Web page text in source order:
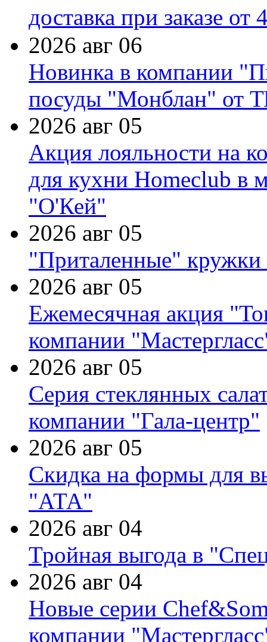
доставка при заказе от
2026 авг 06
Новинка в компании
посуды "Монблан" от
2026 авг 05
Акция лояльности на
для кухни Homeclub в
"О'Кей"
2026 авг 05
"Приталенные" кружки
2026 авг 05
Ежемесячная акция
компании
2026 авг 05
Серия стеклянных
компании "Гала-центр"
2026 авг 05
Скидка на формы для
"АТА"
2026 авг 04
Тройная выгода в
2026 авг 04
Новые серии
компании